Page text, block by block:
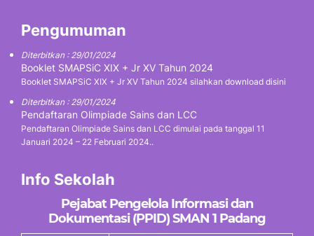
Pengumuman
Diterbitkan : 29/01/2024
Booklet SMAPSiC XIX + Jr XV Tahun 2024
Booklet SMAPSiC XIX + Jr XV Tahun 2024 silahkan download disini
Diterbitkan : 29/01/2024
Pendaftaran Olimpiade Sains dan LCC
Pendaftaran Olimpiade Sains dan LCC dimulai pada tanggal 11
Januari 2024 – 22 Februari 2024..
Info Sekolah
Pejabat Pengelola Informasi dan
Dokumentasi (PPID) SMAN 1 Padang